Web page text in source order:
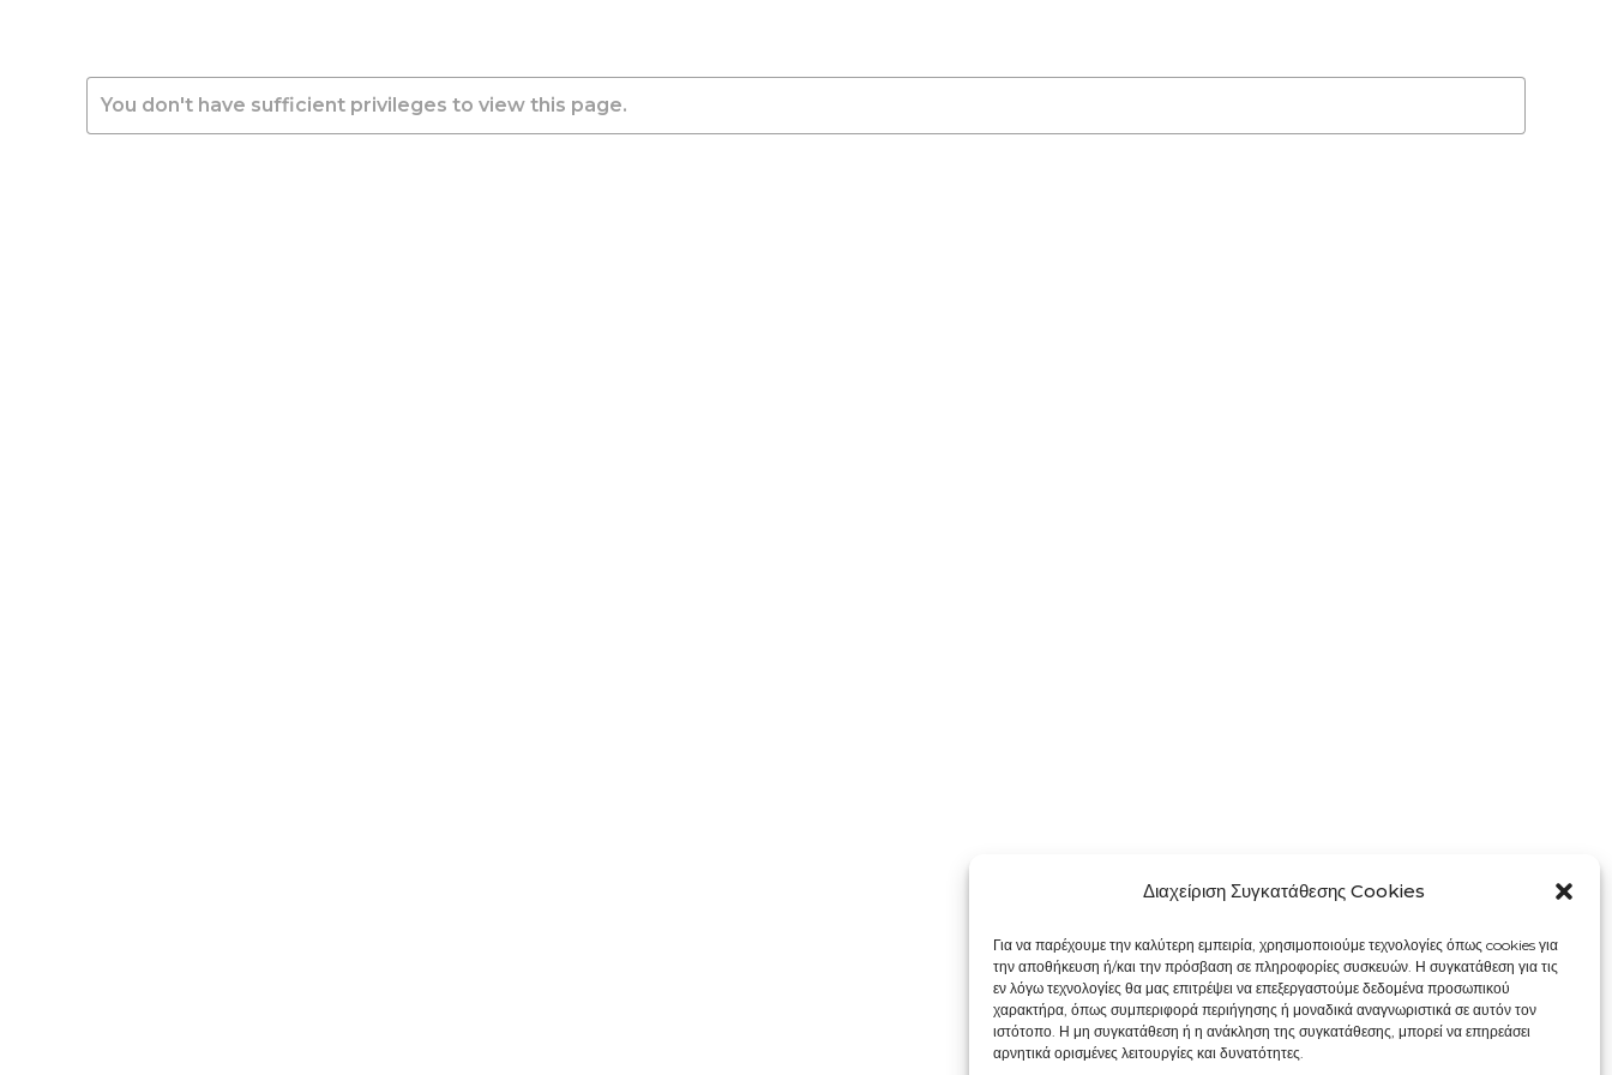
Διαχείριση Συγκατάθεσης Cookies
Για να παρέχουμε την καλύτερη εμπειρία, χρησιμοποιούμε τεχνολογίες όπως cookies για
την αποθήκευση ή/και την πρόσβαση σε πληροφορίες συσκευών. Η συγκατάθεση για τις
εν λόγω τεχνολογίες θα μας επιτρέψει να επεξεργαστούμε δεδομένα προσωπικού
χαρακτήρα, όπως συμπεριφορά περιήγησης ή μοναδικά αναγνωριστικά σε αυτόν τον
ιστότοπο. Η μη συγκατάθεση ή η ανάκληση της συγκατάθεσης, μπορεί να επηρεάσει
αρνητικά ορισμένες λειτουργίες και δυνατότητες.
You don't have sufficient privileges to view this page.